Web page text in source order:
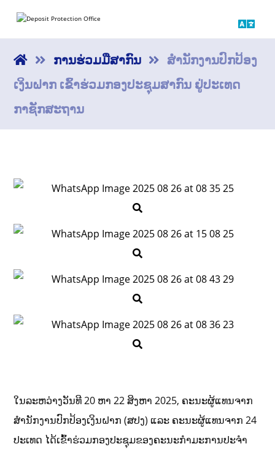
ການຮ່ວມມືສາກົນ
ສຳນັກງານປົກປ້ອງ
ເງິນຝາກ ເຂົ້າຮ່ວມກອງປະຊຸມສາກົນ ຢູ່ປະເທດ
ກາຊັກສະຖານ
ໃນລະຫວ່າງວັນທີ 20 ຫາ 22 ສິງຫາ 2025, ຄະນະຜູ້ແທນຈາກ
ສໍານັກງານປົກປ້ອງເງິນຝາກ (ສປງ) ແລະ ຄະນະຜູ້ແທນຈາກ 24
ປະເທດ ໄດ້ເຂົ້າຮ່ວມກອງປະຊຸມຂອງຄະນະກໍາມະການປະຈໍາ